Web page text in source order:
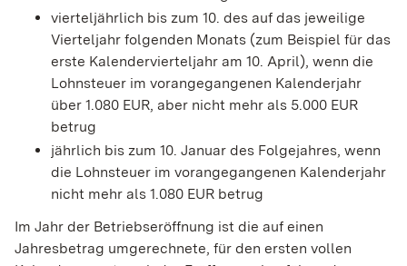
vierteljährlich bis zum 10. des auf das jeweilige
Vierteljahr folgenden Monats (zum Beispiel für das
erste Kalendervierteljahr am 10. April), wenn die
Lohnsteuer im vorangegangenen Kalenderjahr
über 1.080 EUR, aber nicht mehr als 5.000 EUR
betrug
jährlich bis zum 10. Januar des Folgejahres, wenn
die Lohnsteuer im vorangegangenen Kalenderjahr
nicht mehr als 1.080 EUR betrug
Im Jahr der Betriebseröffnung ist die auf einen
Jahresbetrag umgerechnete, für den ersten vollen